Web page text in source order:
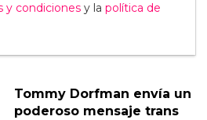
y condiciones y la política de
Tommy Dorfman envía un
poderoso mensaje trans